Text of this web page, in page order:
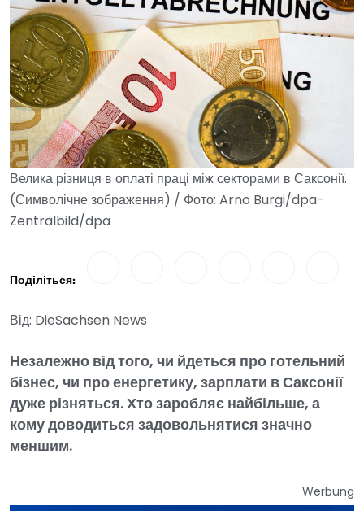
Велика різниця в оплаті праці між секторами в Саксонії.
(Символічне зображення) / Фото: Arno Burgi/dpa-
Zentralbild/dpa
Поділіться:
Від: DieSachsen News
Незалежно від того, чи йдеться про готельний
бізнес, чи про енергетику, зарплати в Саксонії
дуже різняться. Хто заробляє найбільше, а
кому доводиться задовольнятися значно
меншим.
Werbung